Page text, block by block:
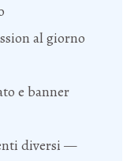
al giorno
e banner
diversi —